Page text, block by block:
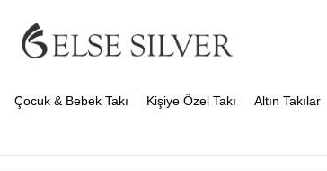
Çocuk & Bebek Takı Kişiye Özel Takı Altın Takılar